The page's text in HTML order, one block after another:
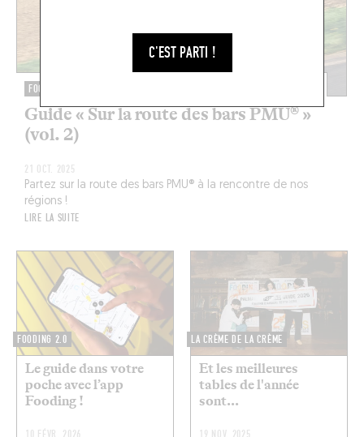
C'EST PARTI !
FOODING 2.0
Guide « Sur la route des bars PMU® »
(vol. 2)
21 OCT. 2025
Partez sur la route des bars PMU® à la rencontre de nos
régions !
LIRE LA SUITE
FOODING 2.0
Le guide dans votre
poche avec l’app
Fooding !
10 FÉVR. 2026
LA CRÈME DE LA CRÈME
Et les meilleures
tables de l'année
sont...
19 NOV. 2025